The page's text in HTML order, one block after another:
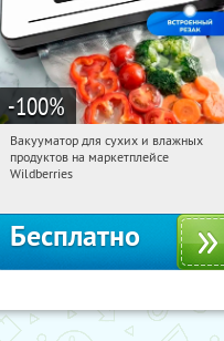
-100%
03:33:39 Получили:186
Россия
Вакууматор для сухих и влажных
продуктов на маркетплейсе
Wildberries
Бесплатно